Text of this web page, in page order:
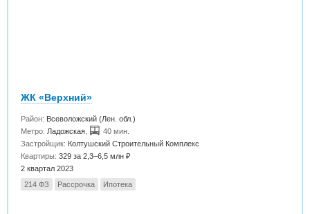
ЖК «Верхний»
Район: Всеволожский (Лен. обл.)
Метро: Ладожская
40 мин.
Застройщик: Колтушский Строительный Комплекс
Квартиры:329 за 2,3–6,5 млн ₽
2 квартал 2023
214 ФЗ
Рассрочка Ипотека